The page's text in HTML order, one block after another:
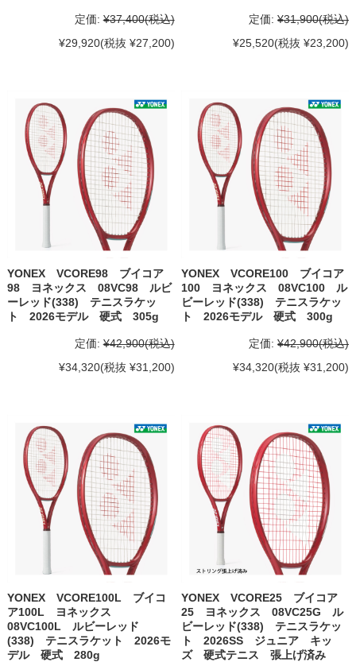
定価: ¥37,400(税込)
¥29,920(税抜 ¥27,200)
定価: ¥31,900(税込)
¥25,520(税抜 ¥23,200)
YONEX VCORE98 ブイコア
98 ヨネックス 08VC98 ルビ
ーレッド(338) テニスラケッ
ト 2026モデル 硬式 305g
定価: ¥42,900(税込)
¥34,320(税抜 ¥31,200)
YONEX VCORE100 ブイコア
100 ヨネックス 08VC100 ル
ビーレッド(338) テニスラケッ
ト 2026モデル 硬式 300g
定価: ¥42,900(税込)
¥34,320(税抜 ¥31,200)
YONEX VCORE100L ブイコ
ア100L ヨネックス
08VC100L ルビーレッド
(338) テニスラケット 2026モ
デル 硬式 280g
YONEX VCORE25 ブイコア
25 ヨネックス 08VC25G ル
ビーレッド(338) テニスラケッ
ト 2026SS ジュニア キッ
ズ 硬式テニス 張上げ済み